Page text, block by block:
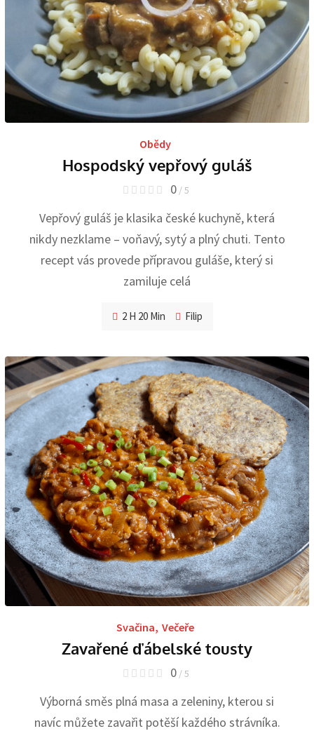
Obědy
Hospodský vepřový guláš
0 / 5
Vepřový guláš je klasika české kuchyně, která
nikdy nezklame – voňavý, sytý a plný chuti. Tento
recept vás provede přípravou guláše, který si
zamiluje celá
2 H 20 Min Filip
Svačina, Večeře
Zavařené ďábelské tousty
0 / 5
Výborná směs plná masa a zeleniny, kterou si
navíc můžete zavařit potěší každého strávníka.